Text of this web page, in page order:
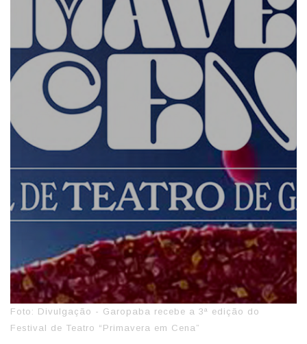
Foto: Divulgação - Garopaba recebe a 3ª edição do
Festival de Teatro “Primavera em Cena”